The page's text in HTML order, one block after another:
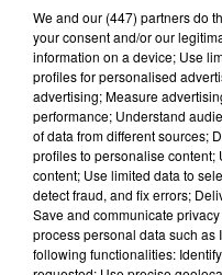
9h43
MAINTENON -
MILO DIAS
We and our (447) partnersdo
your consent and/or our
information on a device; Use
profiles for personalised
advertising; Measure
performance; Understand
of data from different sources;
profiles to personalise
content; Use limited data to
detect fraud, and fix errors;
Save and communicate
process personal data such as
following functionalities: